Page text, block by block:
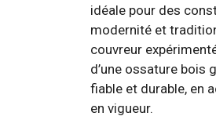
idéale pour des
modernité et
couvreur
d’une ossature bois
fiable et durable, en
en vigueur.